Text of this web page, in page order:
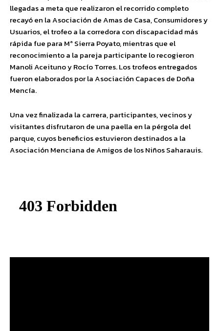
llegadas a meta que realizaron el recorrido completo
recayó en la Asociación de Amas de Casa, Consumidores y
Usuarios, el trofeo a la corredora con discapacidad más
rápida fue para Mª Sierra Poyato, mientras que el
reconocimiento a la pareja participante lo recogieron
Manoli Aceituno y Rocío Torres. Los trofeos entregados
fueron elaborados por la Asociación Capaces de Doña
Mencía.
Una vez finalizada la carrera, participantes, vecinos y
visitantes disfrutaron de una paella en la pérgola del
parque, cuyos beneficios estuvieron destinados a la
Asociación Menciana de Amigos de los Niños Saharauis.